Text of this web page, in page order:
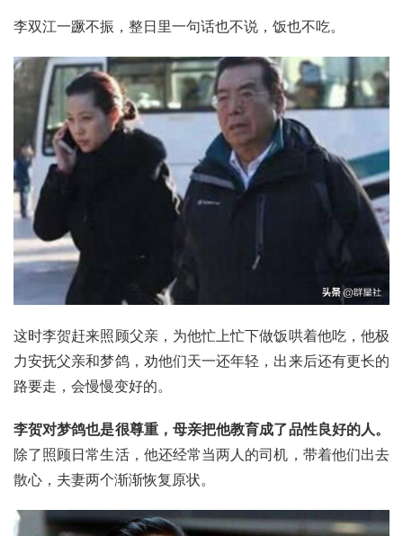
李双江一蹶不振，整日里一句话也不说，饭也不吃。
这时李贺赶来照顾父亲，为他忙上忙下做饭哄着他吃，他极
力安抚父亲和梦鸽，劝他们天一还年轻，出来后还有更长的
路要走，会慢慢变好的。
李贺对梦鸽也是很尊重，母亲把他教育成了品性良好的人。
除了照顾日常生活，他还经常当两人的司机，带着他们出去
散心，夫妻两个渐渐恢复原状。